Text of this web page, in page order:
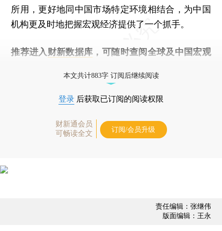
所用，更好地同中国市场特定环境相结合，为中国
机构更及时地把握宏观经济提供了一个抓手。
推荐进入 财新数据库 ，可随时查阅全球及中国宏观
本文共计883字 订阅后继续阅读
登录 后获取已订阅的阅读权限
财新通会员
可畅读全文
订阅/会员升级
责任编辑：张继伟
版面编辑：王永